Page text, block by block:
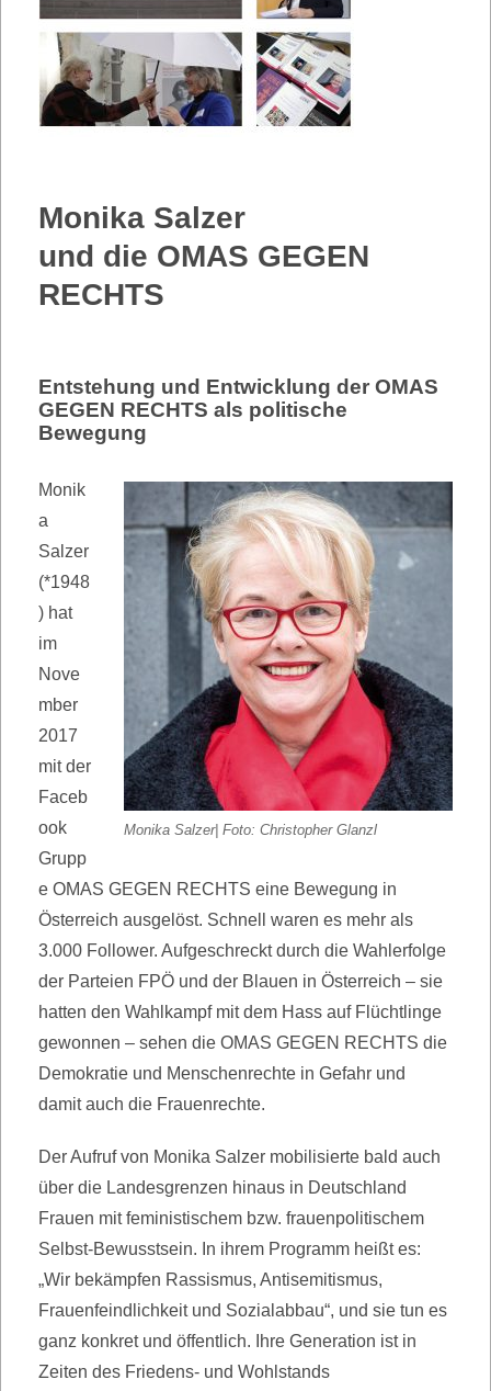
Monika Salzer
und die OMAS GEGEN
RECHTS
Entstehung und Entwicklung der OMAS
GEGEN RECHTS als politische
Bewegung
Monika Salzer| Foto: Christopher Glanzl
Monik
a
Salzer
(*1948
) hat
im
Nove
mber
2017
mit der
Faceb
ook
Grupp
e OMAS GEGEN RECHTS eine Bewegung in
Österreich ausgelöst. Schnell waren es mehr als
3.000 Follower. Aufgeschreckt durch die Wahlerfolge
der Parteien FPÖ und der Blauen in Österreich – sie
hatten den Wahlkampf mit dem Hass auf Flüchtlinge
gewonnen – sehen die OMAS GEGEN RECHTS die
Demokratie und Menschenrechte in Gefahr und
damit auch die Frauenrechte.
Der Aufruf von Monika Salzer mobilisierte bald auch
über die Landesgrenzen hinaus in Deutschland
Frauen mit feministischem bzw. frauenpolitischem
Selbst-Bewusstsein. In ihrem Programm heißt es:
„Wir bekämpfen Rassismus, Antisemitismus,
Frauenfeindlichkeit und Sozialabbau“, und sie tun es
ganz konkret und öffentlich. Ihre Generation ist in
Zeiten des Friedens- und Wohlstands